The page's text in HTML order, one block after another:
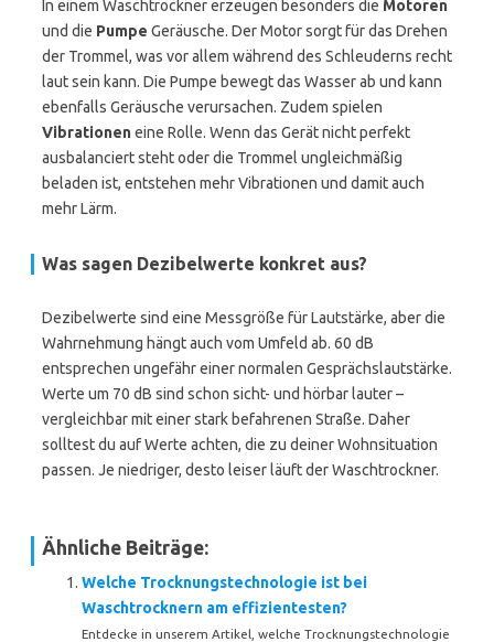
In einem Waschtrockner erzeugen besonders die Motoren
und die Pumpe Geräusche. Der Motor sorgt für das Drehen
der Trommel, was vor allem während des Schleuderns recht
laut sein kann. Die Pumpe bewegt das Wasser ab und kann
ebenfalls Geräusche verursachen. Zudem spielen
Vibrationeneine Rolle. Wenn das Gerät nicht perfekt
ausbalanciert steht oder die Trommel ungleichmäßig
beladen ist, entstehen mehr Vibrationen und damit auch
mehr Lärm.
Was sagen Dezibelwerte konkret aus?
Dezibelwerte sind eine Messgröße für Lautstärke, aber die
Wahrnehmung hängt auch vom Umfeld ab. 60 dB
entsprechen ungefähr einer normalen Gesprächslautstärke.
Werte um 70 dB sind schon sicht- und hörbar lauter –
vergleichbar mit einer stark befahrenen Straße. Daher
solltest du auf Werte achten, die zu deiner Wohnsituation
passen. Je niedriger, desto leiser läuft der Waschtrockner.
Ähnliche Beiträge:
Welche Trocknungstechnologie ist bei
Waschtrocknern am effizientesten?
Entdecke in unserem Artikel, welche Trocknungstechnologie